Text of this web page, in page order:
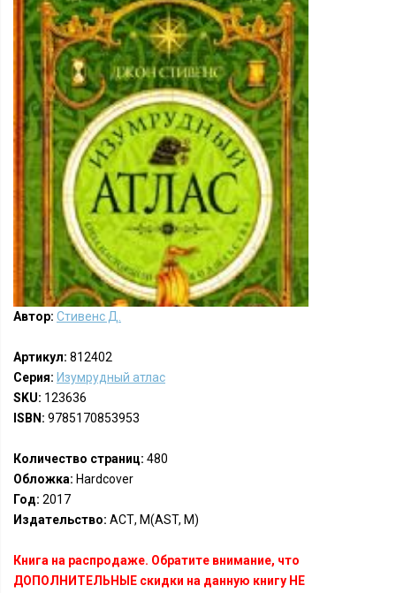
Автор: Стивенс Д.
Артикул: 812402
Серия: Изумрудный атлас
SKU: 123636
ISBN: 9785170853953
Количество страниц: 480
Обложка: Hardcover
Год: 2017
Издательство: АСТ, М(AST, M)
Книга на распродаже. Обратите внимание, что
ДОПОЛНИТЕЛЬНЫЕ скидки на данную книгу НЕ